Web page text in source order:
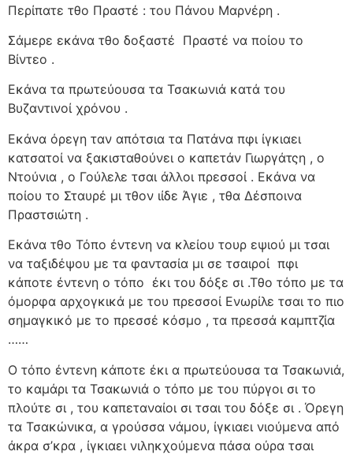
Περίπατε τθο Πραστέ : του Πάνου Μαρνέρη .
Σάμερε εκάνα τθο δοξαστέ Πραστέ να ποίου το
Βίντεο .
Εκάνα τα πρωτεύουσα τα Τσακωνιά κατά του
Βυζαντινοί χρόνου .
Εκάνα όρεγη ταν απότσια τα Πατάνα πφι ίγκιαει
κατσατοί να ξακισταθούνει ο καπετάν Γιωργάτςη , ο
Ντούνια , ο Γούλελε τσαι άλλοι πρεσσοί . Εκάνα να
ποίου το Σταυρέ μι τθον ιίδε Άγιε , τθα Δέσποινα
Πραστσιώτη .
Εκάνα τθο Τόπο έντενη να κλείου τουρ εψιού μι τσαι
να ταξιδέψου με τα φαντασία μι σε τσαιροί πφι
κάποτε έντενη ο τόπο έκι του δόξε σι .Τθο τόπο με τα
όμορφα αρχογκικά με του πρεσσοί Ενωρίλε τσαι το πιο
σημαγκικό με το πρεσσέ κόσμο , τα πρεσσά καμπτζία
……
Ο τόπο έντενη κάποτε έκι α πρωτεύουσα τα Τσακωνιά,
το καμάρι τα Τσακωνιά ο τόπο με του πύργοι σι το
πλούτε σι , του καπεταναίοι σι τσαι του δόξε σι . Όρεγη
τα Τσακώνικα, α γρούσσα νάμου, ίγκιαει νιούμενα από
άκρα σ’κρα , ίγκιαει νιληκχούμενα πάσα ούρα τσαι